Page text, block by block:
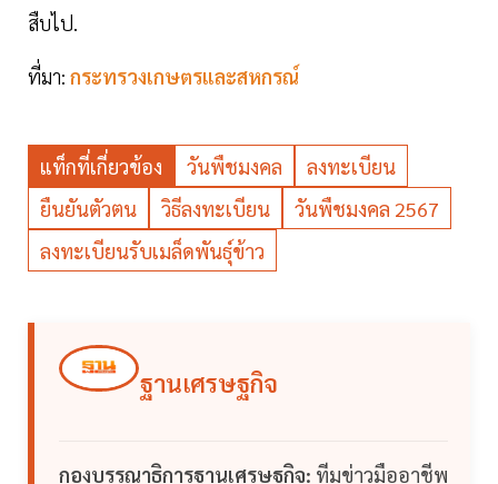
สืบไป.
ที่มา: กระทรวงเกษตรและสหกรณ์
แท็กที่เกี่ยวข้อง วันพืชมงคล
ลงทะเบียน
ยืนยันตัวตน
วิธีลงทะเบียน
วันพืชมงคล 2567
ลงทะเบียนรับเมล็ดพันธุ์ข้าว
ฐานเศรษฐกิจ
กองบรรณาธิการฐานเศรษฐกิจ: ทีมข่าวมืออาชีพ